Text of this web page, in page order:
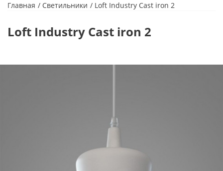
Главная Светильники Loft Industry Cast iron 2
Loft Industry Cast iron 2